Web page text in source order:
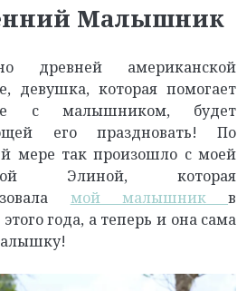
Малышник
древней американской
девушка, которая помогает
с малышником, будет
его праздновать! По
мере так произошло с моей
Элиной, которая
мой малышникв
года, а теперь и она сама